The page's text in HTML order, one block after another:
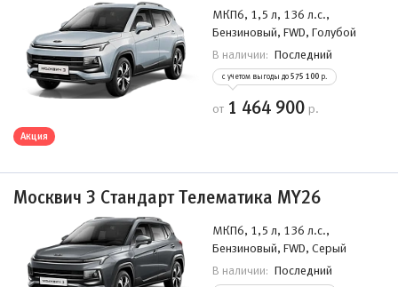
МКП6, 1,5 л, 136 л.с.,
Бензиновый, FWD, Голубой
В наличии: Последний
с учетом выгоды до 575 100 р.
от 1 464 900 р.
Акция
Москвич 3 Стандарт Телематика MY26
МКП6, 1,5 л, 136 л.с.,
Бензиновый, FWD, Серый
В наличии: Последний